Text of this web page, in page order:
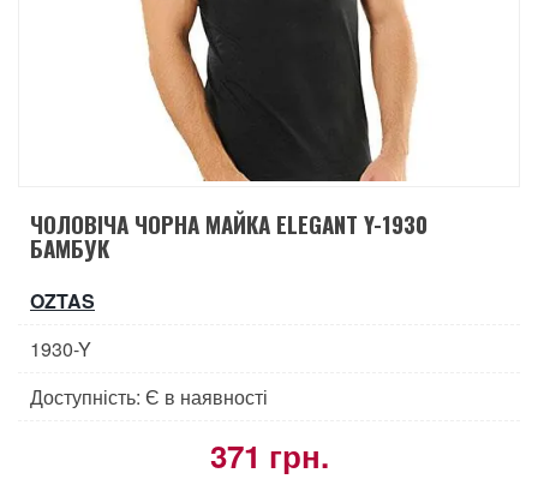
ЧОЛОВІЧА ЧОРНА МАЙКА ELEGANT Y-1930
БАМБУК
OZTAS
1930-Y
Доступність: Є в наявності
371 грн.